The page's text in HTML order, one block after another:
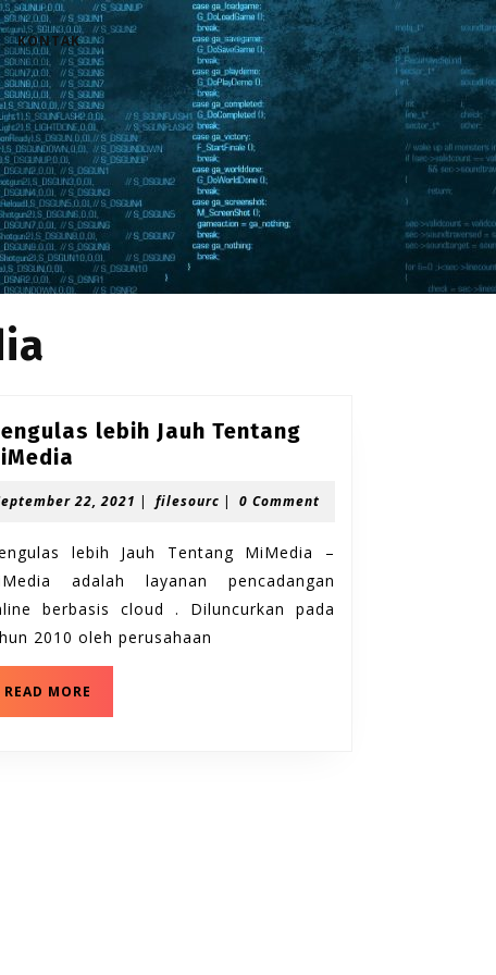
KONTAK
lebih Jauh Tentang
Jauh
MiMedia
22, 2021 September
| filesourc filesourc
| 0 Comment
lebih Jauh Tentang MiMedia –
adalah layanan pencadangan
berbasis cloud . Diluncurkan pada
2010 oleh perusahaan
READ MORE